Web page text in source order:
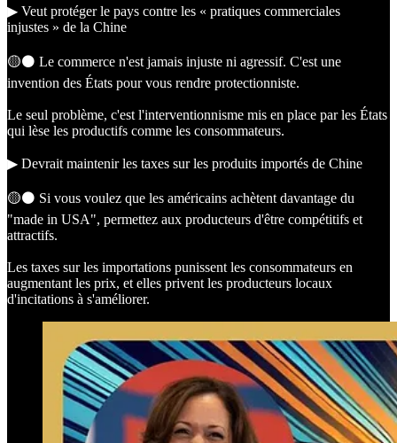
▶︎ Veut protéger le pays contre les « pratiques commerciales
injustes » de la Chine
🟡⚫️ Le commerce n'est jamais injuste ni agressif. C'est une
invention des États pour vous rendre protectionniste.
Le seul problème, c'est l'interventionnisme mis en place par les États
qui lèse les productifs comme les consommateurs.
▶︎ Devrait maintenir les taxes sur les produits importés de Chine
🟡⚫️ Si vous voulez que les américains achètent davantage du
"made in USA", permettez aux producteurs d'être compétitifs et
attractifs.
Les taxes sur les importations punissent les consommateurs en
augmentant les prix, et elles privent les producteurs locaux
d'incitations à s'améliorer.